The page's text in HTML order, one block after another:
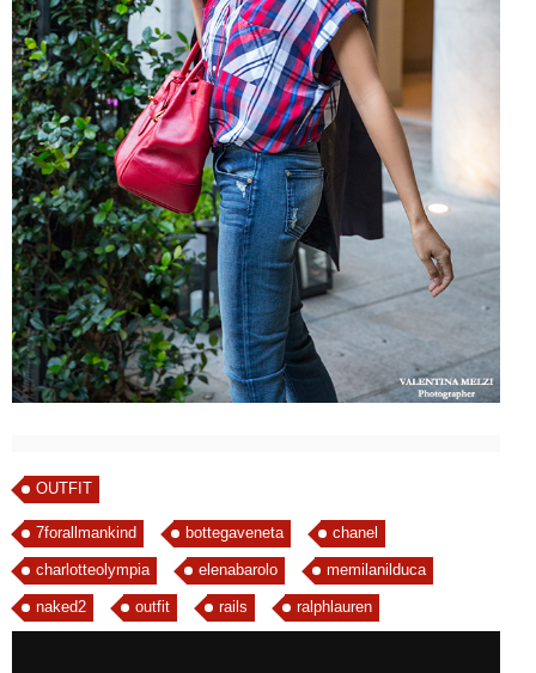
OUTFIT
7forallmankind bottegaveneta chanel
charlotteolympia elenabarolo memilanilduca
naked2 outfit rails ralphlauren